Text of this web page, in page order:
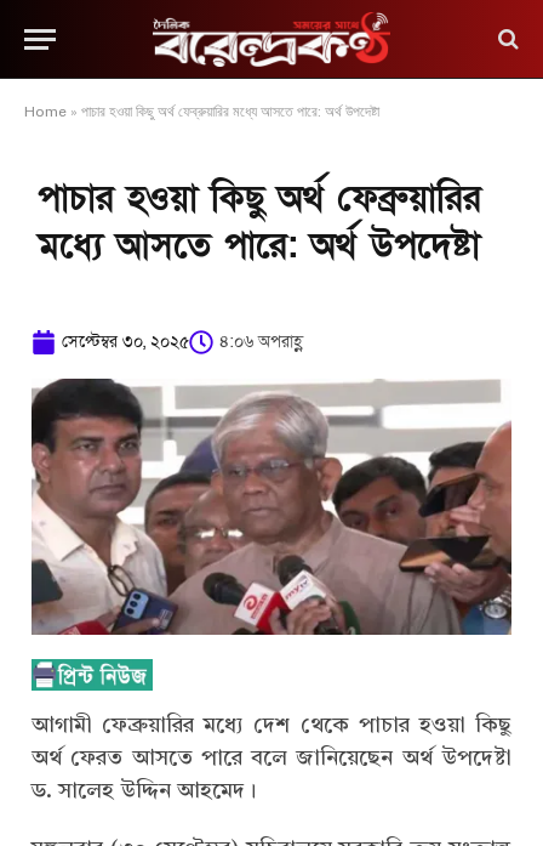
Home » পাচার হওয়া কিছু অর্থ ফেব্রুয়ারির মধ্যে আসতে পারে: অর্থ উপদেষ্টা
পাচার হওয়া কিছু অর্থ ফেব্রুয়ারির
মধ্যে আসতে পারে: অর্থ উপদেষ্টা
সেপ্টেম্বর ৩০, ২০২৫ ৪:০৬ অপরাহ্ণ
আগামী ফেব্রুয়ারির মধ্যে দেশ থেকে পাচার হওয়া কিছু
অর্থ ফেরত আসতে পারে বলে জানিয়েছেন অর্থ উপদেষ্টা
ড. সালেহ উদ্দিন আহমেদ।